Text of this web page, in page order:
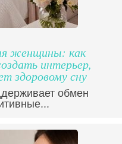
женщины: как
интерьер,
здоровому сну
обмен